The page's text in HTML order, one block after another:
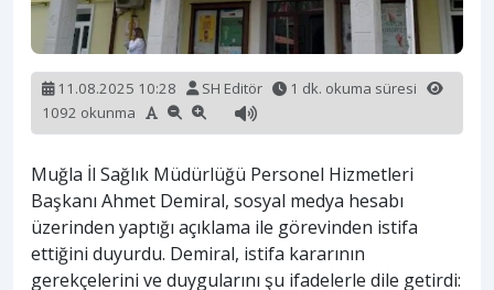
11.08.2025 10:28 SH Editör
1 dk. okuma süresi
1092 okunma
Muğla İl Sağlık Müdürlüğü Personel Hizmetleri
Başkanı Ahmet Demiral, sosyal medya hesabı
üzerinden yaptığı açıklama ile görevinden istifa
ettiğini duyurdu. Demiral, istifa kararının
gerekçelerini ve duygularını şu ifadelerle dile getirdi: